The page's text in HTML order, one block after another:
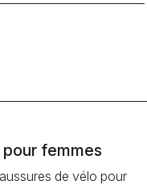
femmes
de vélo pour